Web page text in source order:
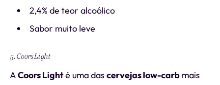
2,4% de teor alcoólico
Sabor muito leve
5. Coors Light
ACoors Lighté uma das cervejas low-carb mais